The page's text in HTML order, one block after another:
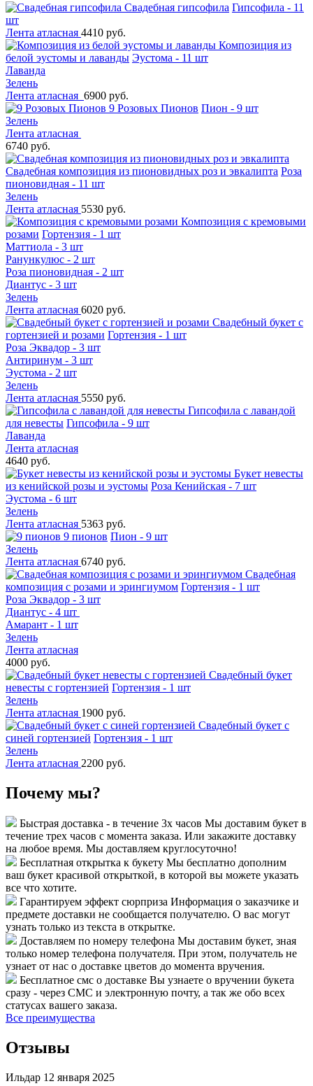
Свадебная гипсофила Гипсофила - 11
шт
Лента атласная 4410 руб.
Композиция из
белой эустомы и лаванды Эустома - 11 шт
Лаванда
Зелень
Лента атласная 6900 руб.
9 Розовых Пионов Пион - 9 шт
Зелень
Лента атласная
6740 руб.
Свадебная композиция из пионовидных роз и эвкалипта Роза
пионовидная - 11 шт
Зелень
Лента атласная 5530 руб.
Композиция с кремовыми
розами Гортензия - 1 шт
Маттиола - 3 шт
Ранункулюс - 2 шт
Роза пионовидная - 2 шт
Диантус - 3 шт
Зелень
Лента атласная 6020 руб.
Свадебный букет с
гортензией и розами Гортензия - 1 шт
Роза Эквадор - 3 шт
Антиринум - 3 шт
Эустома - 2 шт
Зелень
Лента атласная 5550 руб.
Гипсофила с лавандой
для невесты Гипсофила - 9 шт
Лаванда
Лента атласная
4640 руб.
Букет невесты
из кенийской розы и эустомы Роза Кенийская - 7 шт
Эустома - 6 шт
Зелень
Лента атласная 5363 руб.
9 пионов Пион - 9 шт
Зелень
Лента атласная 6740 руб.
Свадебная
композиция с розами и эрингиумом Гортензия - 1 шт
Роза Эквадор - 3 шт
Диантус - 4 шт
Амарант - 1 шт
Зелень
Лента атласная
4000 руб.
Свадебный букет
невесты с гортензией Гортензия - 1 шт
Зелень
Лента атласная 1900 руб.
Свадебный букет с
синей гортензией Гортензия - 1 шт
Зелень
Лента атласная 2200 руб.
Почему мы?
Быстрая доставка - в течение 3х часов Мы доставим букет в
течение трех часов с момента заказа. Или закажите доставку
на любое время. Мы доставляем круглосуточно!
Бесплатная открытка к букету Мы бесплатно дополним
ваш букет красивой открыткой, в которой вы можете указать
все что хотите.
Гарантируем эффект сюрприза Информация о заказчике и
предмете доставки не сообщается получателю. О вас могут
узнать только из текста в открытке.
Доставляем по номеру телефона Мы доставим букет, зная
только номер телефона получателя. При этом, получатель не
узнает от нас о доставке цветов до момента вручения.
Бесплатное смс о доставке Вы узнаете о вручении букета
сразу - через СМС и электронную почту, а так же обо всех
статусах вашего заказа.
Все преимущества
Отзывы
Ильдар 12 января 2025